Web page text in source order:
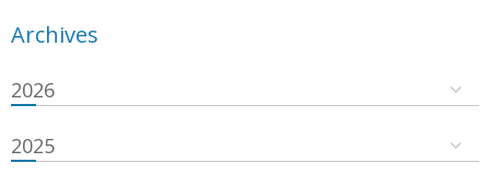
Archives
2026
2025